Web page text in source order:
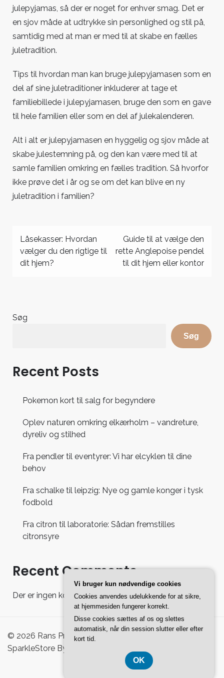
julepyjamas, så der er noget for enhver smag. Det er
en sjov måde at udtrykke sin personlighed og stil på,
samtidig med at man er med til at skabe en fælles
juletradition.
Tips til hvordan man kan bruge julepyjamasen som en
del af sine juletraditioner inkluderer at tage et
familiebillede i julepyjamasen, bruge den som en gave
til hele familien eller som en del af julekalenderen.
Alt i alt er julepyjamasen en hyggelig og sjov måde at
skabe julestemning på, og den kan være med til at
samle familien omkring en fælles tradition. Så hvorfor
ikke prøve det i år og se om det kan blive en ny
juletradition i familien?
Indlægsnavigation
Låsekasser: Hvordan
vælger du den rigtige til
dit hjem?
Guide til at vælge den
rette Anglepoise pendel
til dit hjem eller kontor
Søg
Søg
Recent Posts
Pokemon kort til salg for begyndere
Oplev naturen omkring elkærholm – vandreture,
dyreliv og stilhed
Fra pendler til eventyrer: Vi har elcyklen til dine
behov
Fra schalke til leipzig: Nye og gamle konger i tysk
fodbold
Fra citron til laboratorie: Sådan fremstilles
citronsyre
Recent Comments
Der er ingen kommentarer at vise.
© 2026 Rans Pro Shoppingguide - WordPress Theme :
SparkleStore By
Vi bruger kun nødvendige cookies
Cookies anvendes udelukkende for at sikre,
at hjemmesiden fungerer korrekt.
Disse cookies sættes af os og slettes
automatisk, når din session slutter eller efter
kort tid.
OK